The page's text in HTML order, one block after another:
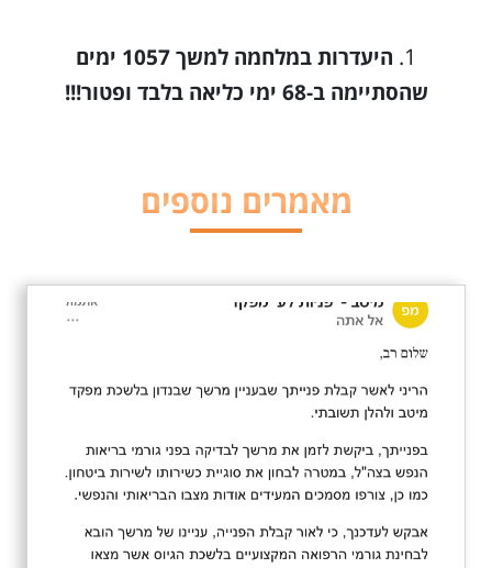
היעדרות במלחמה למשך 1057 ימים
שהסתיימה ב-68 ימי כליאה בלבד ופטור!!!
מאמרים נוספים